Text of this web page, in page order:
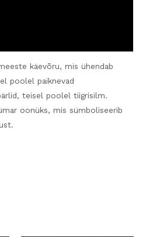
käevõru, mis ühendab
poolel paiknevad
teisel poolel tiigrisilm.
oonüks, mis sümboliseerib